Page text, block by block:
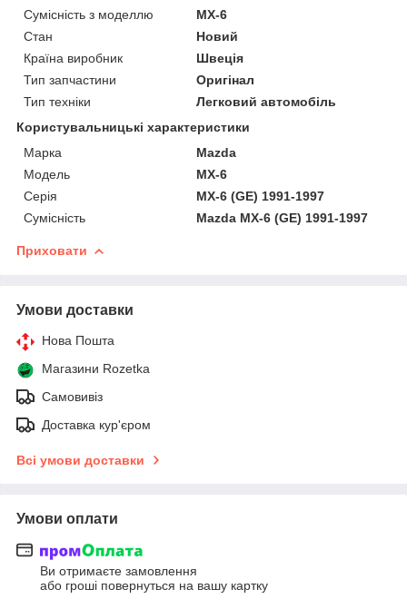
Сумісність з моделлю
MX-6
Стан
Новий
Країна виробник
Швеція
Тип запчастини
Оригінал
Тип техніки
Легковий автомобіль
Користувальницькі характеристики
Марка
Mazda
Мoдель
MX-6
Серія
MX-6 (GE) 1991-1997
Сумісність
Mazda MX-6 (GE) 1991-1997
Приховати
Умови доставки
Нова Пошта
Магазини Rozetka
Самовивіз
Доставка кур'єром
Всі умови доставки
Умови оплати
Ви отримаєте замовлення
або гроші повернуться на вашу картку